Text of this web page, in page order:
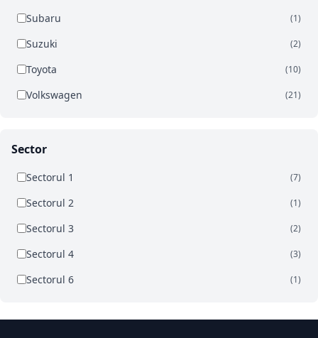
Subaru (1)
Suzuki (2)
Toyota (10)
Volkswagen (21)
Sector
Sectorul 1 (7)
Sectorul 2 (1)
Sectorul 3 (2)
Sectorul 4 (3)
Sectorul 6 (1)